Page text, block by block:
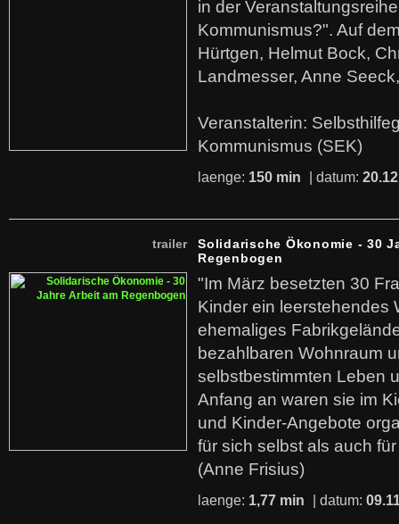
in der
Kommunismus?". Auf
Hürtgen, Helmut Bock,
Landmesser, Anne
Veranstalterin:
Kommunismus (SEK)
laenge: 150 min | datum:
trailer
Solidarische Ökonomie - 30
Regenbogen
"Im März besetzten 30
Kinder ein leerstehendes
ehemaliges
bezahlbaren Wohnraum
selbstbestimmten Leben
Anfang an waren sie im
und Kinder-Angebote
für sich selbst als auch
(Anne Frisius)
laenge: 1,77 min | datum: